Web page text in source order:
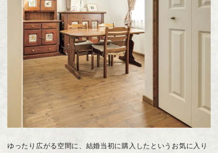
ゆったり広がる空間に、結婚当初に購入したというお気に入り